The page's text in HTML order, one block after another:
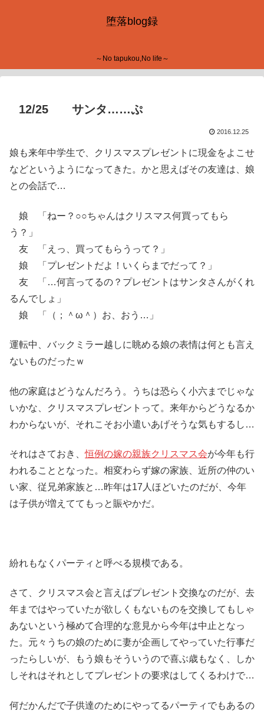
堕落blog録
～No tapukou,No life～
12/25 サンタ……ぷ
2016.12.25
娘も来年中学生で、クリスマスプレゼントに現金をよこせ
などというようになってきた。かと思えばその友達は、娘
との会話で…
娘 「ねー？○○ちゃんはクリスマス何買ってもら
う？」
友 「えっ、買ってもらうって？」
娘 「プレゼントだよ！いくらまでだって？」
友 「…何言ってるの？プレゼントはサンタさんがくれ
るんでしょ」
娘 「（；＾ω＾）お、おう…」
運転中、バックミラー越しに眺める娘の表情は何とも言え
ないものだったｗ
他の家庭はどうなんだろう。うちは恐らく小六までじゃな
いかな、クリスマスプレゼントって。来年からどうなるか
わからないが、それこそお小遣いあげそうな気もするし…
それはさておき、恒例の嫁の親族クリスマス会が今年も行
われることとなった。相変わらず嫁の家族、近所の仲のい
い家、従兄弟家族と…昨年は17人ほどいたのだが、今年
は子供が増えててもっと賑やかだ。
紛れもなくパーティと呼べる規模である。
さて、クリスマス会と言えばプレゼント交換なのだが、去
年まではやっていたが欲しくもないものを交換してもしゃ
あないという極めて合理的な意見から今年は中止となっ
た。元々うちの娘のために妻が企画してやっていた行事だ
ったらしいが、もう娘もそういうので喜ぶ歳もなく、しか
しそれはそれとしてプレゼントの要求はしてくるわけで…
何だかんだで子供達のためにやってるパーティでもあるの